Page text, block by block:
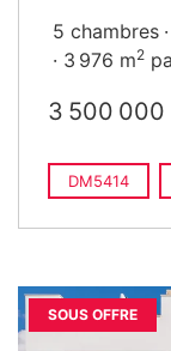
5 chambres
3 976 m2
3 500 000
DM5414
SOUS OFFRE